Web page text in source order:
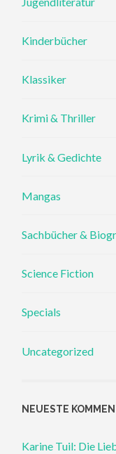
Kinderbücher
Klassiker
Krimi & Thriller
Lyrik & Gedichte
Mangas
Sachbücher &
Science Fiction
Specials
Uncategorized
NEUESTE
Karine Tuil: Die